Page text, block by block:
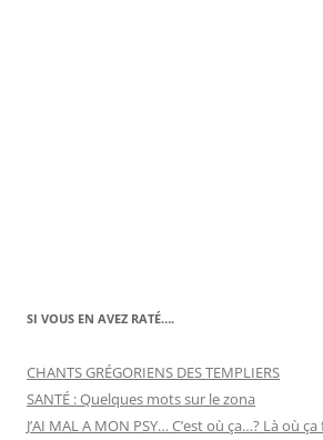
SI VOUS EN AVEZ RATÉ….
CHANTS GRÉGORIENS DES TEMPLIERS
SANTÉ : Quelques mots sur le zona
J’AI MAL A MON PSY… C’est où ça…? Là où